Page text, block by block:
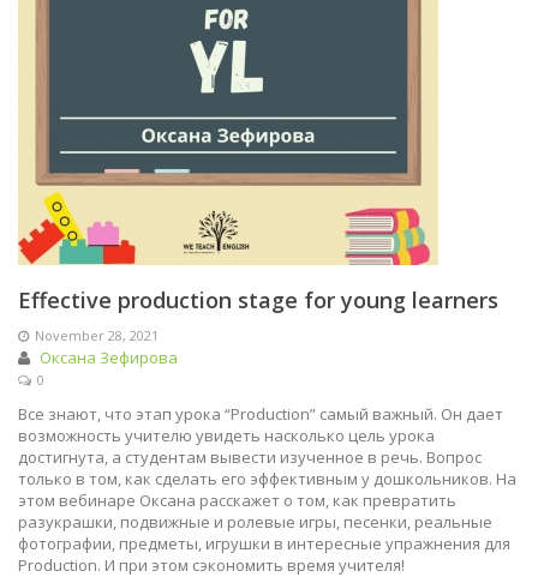
Effective production stage for young learners
November 28, 2021
Оксана Зефирова
0
Все знают, что этап урока “Production” самый важный. Он дает
возможность учителю увидеть насколько цель урока
достигнута, а студентам вывести изученное в речь. Вопрос
только в том, как сделать его эффективным у дошкольников. На
этом вебинаре Оксана расскажет о том, как превратить
разукрашки, подвижные и ролевые игры, песенки, реальные
фотографии, предметы, игрушки в интересные упражнения для
Production. И при этом сэкономить время учителя!